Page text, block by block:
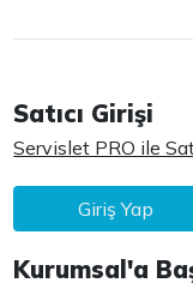
Satıcı Girişi
Servislet PRO ile
Giriş Yap
Kurumsal'a